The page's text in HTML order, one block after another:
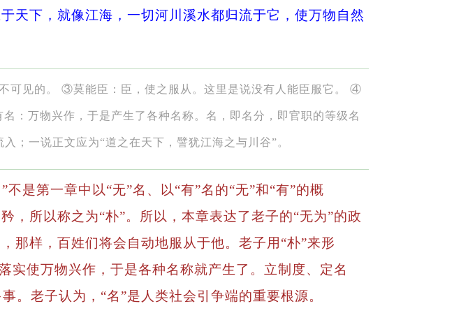
天下，就像江海，一切河川溪水都归流于它，使万物自然
可见的。 ③莫能臣：臣，使之服从。这里是说没有人能臣服它。 ④
：万物兴作，于是产生了各种名称。名，即名分，即官职的等级名
一说正文应为“道之在天下，譬犹江海之与川谷”。
是第一章中以“无”名、以“有”名的“无”和“有”的概
，所以称之为“朴”。所以，本章表达了老子的“无为”的政
那样，百姓们将会自动地服从于他。老子用“朴”来形
实使万物兴作，于是各种名称就产生了。立制度、定名
。老子认为，“名”是人类社会引争端的重要根源。